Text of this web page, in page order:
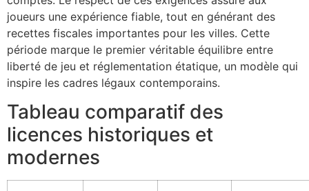
joueurs une expérience fiable, tout en générant des
recettes fiscales importantes pour les villes. Cette
période marque le premier véritable équilibre entre
liberté de jeu et réglementation étatique, un modèle qui
inspire les cadres légaux contemporains.
Tableau comparatif des
licences historiques et
modernes